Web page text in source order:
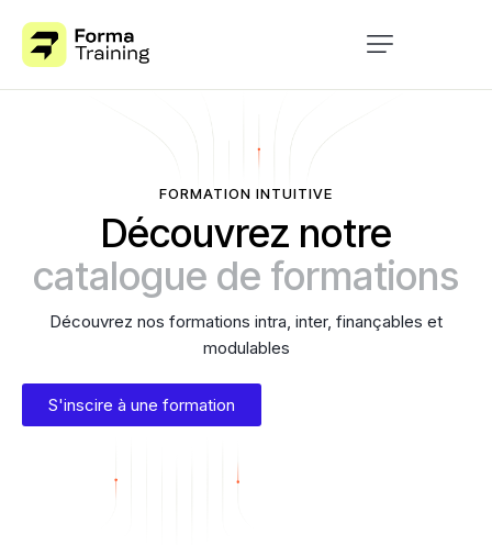
Accueil
À propos
Blog
Contact
FORMATION INTUITIVE
Découvrez notre
catalogue de formations
Découvrez nos formations intra, inter, finançables et
modulables
S'inscire à une formation